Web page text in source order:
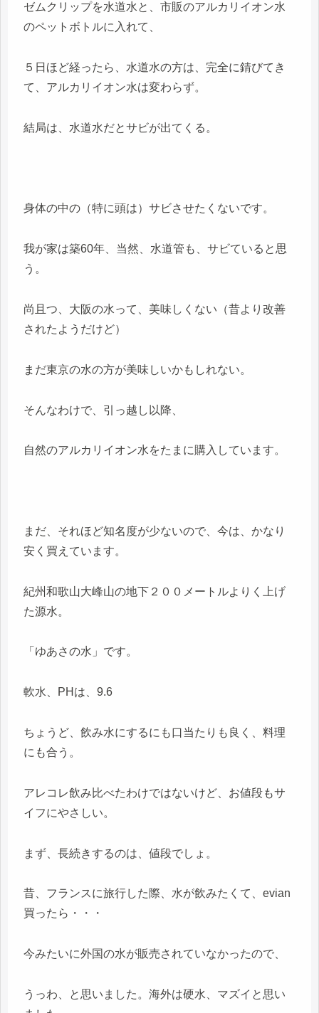
ゼムクリップを水道水と、市販のアルカリイオン水
のペットボトルに入れて、
５日ほど経ったら、水道水の方は、完全に錆びてき
て、アルカリイオン水は変わらず。
結局は、水道水だとサビが出てくる。
身体の中の（特に頭は）サビさせたくないです。
我が家は築60年、当然、水道管も、サビていると思
う。
尚且つ、大阪の水って、美味しくない（昔より改善
されたようだけど）
まだ東京の水の方が美味しいかもしれない。
そんなわけで、引っ越し以降、
自然のアルカリイオン水をたまに購入しています。
まだ、それほど知名度が少ないので、今は、かなり
安く買えています。
紀州和歌山大峰山の地下２００メートルよりく上げ
た源水。
「ゆあさの水」です。
軟水、PHは、9.6
ちょうど、飲み水にするにも口当たりも良く、料理
にも合う。
アレコレ飲み比べたわけではないけど、お値段もサ
イフにやさしい。
まず、長続きするのは、値段でしょ。
昔、フランスに旅行した際、水が飲みたくて、evian
買ったら・・・
今みたいに外国の水が販売されていなかったので、
うっわ、と思いました。海外は硬水、マズイと思い